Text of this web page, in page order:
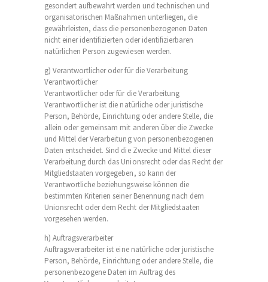
gesondert aufbewahrt werden und technischen und
organisatorischen Maßnahmen unterliegen, die
gewährleisten, dass die personenbezogenen Daten
nicht einer identifizierten oder identifizierbaren
natürlichen Person zugewiesen werden.
g) Verantwortlicher oder für die Verarbeitung
Verantwortlicher
Verantwortlicher oder für die Verarbeitung
Verantwortlicher ist die natürliche oder juristische
Person, Behörde, Einrichtung oder andere Stelle, die
allein oder gemeinsam mit anderen über die Zwecke
und Mittel der Verarbeitung von personenbezogenen
Daten entscheidet. Sind die Zwecke und Mittel dieser
Verarbeitung durch das Unionsrecht oder das Recht der
Mitgliedstaaten vorgegeben, so kann der
Verantwortliche beziehungsweise können die
bestimmten Kriterien seiner Benennung nach dem
Unionsrecht oder dem Recht der Mitgliedstaaten
vorgesehen werden.
h) Auftragsverarbeiter
Auftragsverarbeiter ist eine natürliche oder juristische
Person, Behörde, Einrichtung oder andere Stelle, die
personenbezogene Daten im Auftrag des